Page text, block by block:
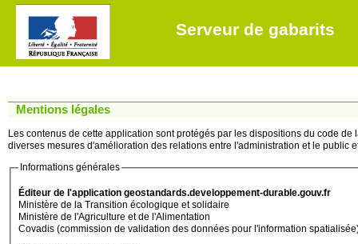
Serveur de gabarits
Mentions légales
Les contenus de cette application sont protégés par les dispositions du code
diverses mesures d'amélioration des relations entre l'administration et le public
Informations générales
Éditeur de l'application geostandards.developpement-durable.gouv.fr
Ministère de la Transition écologique et solidaire
Ministère de l'Agriculture et de l'Alimentation
Covadis (commission de validation des données pour l'information